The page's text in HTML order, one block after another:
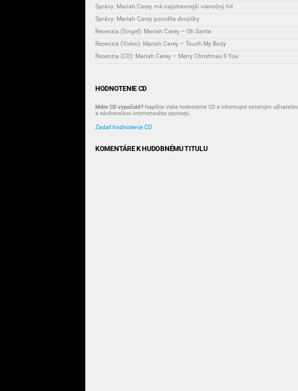
Správy: Mariah Carey má najotravnejší vianočný hit
Správy: Mariah Carey porodila dvojičky
Recenzia (Singel): Mariah Carey – Oh Santa
Recenzia (Video): Mariah Carey – Touch My Body
Recenzia (CD): Mariah Carey – Merry Christmas II You
HODNOTENIE CD
Máte CD vypočuté? Napíšte Vaše hodnotenie CD a informujte ostatným užívateľov
a návštevníkov internetového obchodu.
Zadať hodnotenie CD
KOMENTÁRE K HUDOBNÉMU TITULU